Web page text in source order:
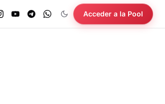
Acceder a la Pool